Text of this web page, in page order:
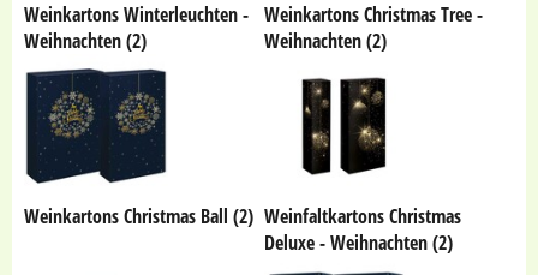
Weinkartons Winterleuchten -
Weihnachten (2)
Weinkartons Christmas Tree -
Weihnachten (2)
Weinkartons Christmas Ball (2) Weinfaltkartons Christmas
Deluxe - Weihnachten (2)